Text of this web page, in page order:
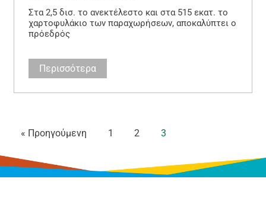
Στα 2,5 δισ. το ανεκτέλεστο και στα 515 εκατ. το
χαρτοφυλάκιο των παραχωρήσεων, αποκαλύπτει ο
πρόεδρός
Περισσότερα
« Προηγούμενη 1 2 3